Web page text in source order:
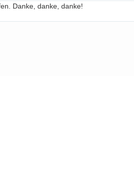
Danke, danke, danke!